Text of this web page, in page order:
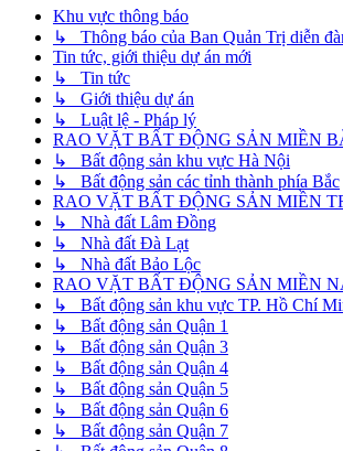
Khu vực thông báo
↳ Thông báo của Ban Quản Trị diễn
Tin tức, giới thiệu dự án mới
↳ Tin tức
↳ Giới thiệu dự án
↳ Luật lệ - Pháp lý
RAO VẶT BẤT ĐỘNG SẢN MIỀN
↳ Bất động sản khu vực Hà Nội
↳ Bất động sản các tỉnh thành phía Bắc
RAO VẶT BẤT ĐỘNG SẢN MIỀN
↳ Nhà đất Lâm Đồng
↳ Nhà đất Đà Lạt
↳ Nhà đất Bảo Lộc
RAO VẶT BẤT ĐỘNG SẢN MIỀN
↳ Bất động sản khu vực TP. Hồ Chí
↳ Bất động sản Quận 1
↳ Bất động sản Quận 3
↳ Bất động sản Quận 4
↳ Bất động sản Quận 5
↳ Bất động sản Quận 6
↳ Bất động sản Quận 7